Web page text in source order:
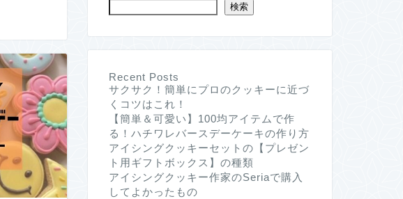
検索
Recent Posts
サクサク！簡単にプロのクッキーに近づ
くコツはこれ！
【簡単＆可愛い】100均アイテムで作
る！ハチワレバースデーケーキの作り方
アイシングクッキーセットの【プレゼン
ト用ギフトボックス】の種類
アイシングクッキー作家のSeriaで購入
してよかったもの